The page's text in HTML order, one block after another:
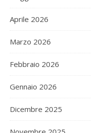
Aprile 2026
Marzo 2026
Febbraio 2026
Gennaio 2026
Dicembre 2025